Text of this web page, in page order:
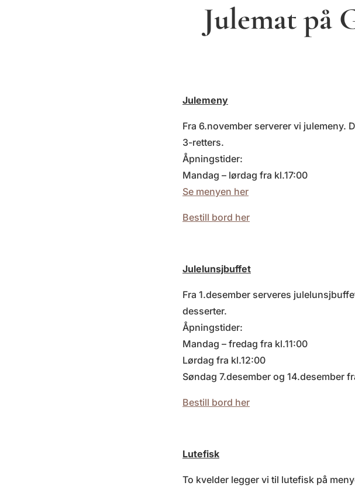
Julemat på
Julemeny
Fra 6.november serverer vi julemeny.
3-retters.
Åpningstider:
Mandag – lørdag fra kl.17:00
Se menyen her
Bestill bord her
Julelunsjbuffet
Fra 1.desember serveres
desserter.
Åpningstider:
Mandag – fredag fra kl.11:00
Lørdag fra kl.12:00
Søndag 7.desember og 14.desember
Bestill bord her
Lutefisk
To kvelder legger vi til lutefisk på